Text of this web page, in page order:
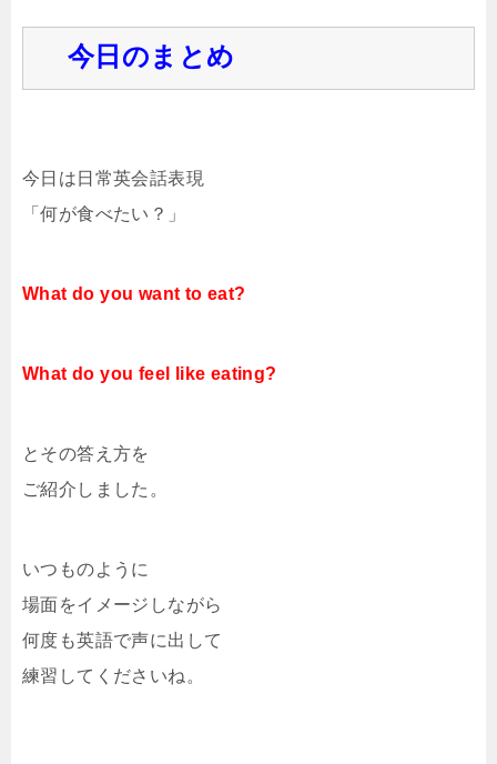
今日のまとめ
今日は日常英会話表現
「何が食べたい？」
What do you want to eat?
What do you feel like eating?
とその答え方を
ご紹介しました。
いつものように
場面をイメージしながら
何度も英語で声に出して
練習してくださいね。